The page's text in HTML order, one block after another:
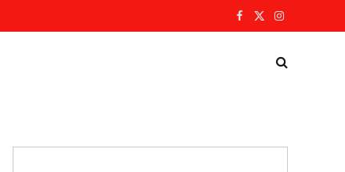
Facebook
X
Instagram